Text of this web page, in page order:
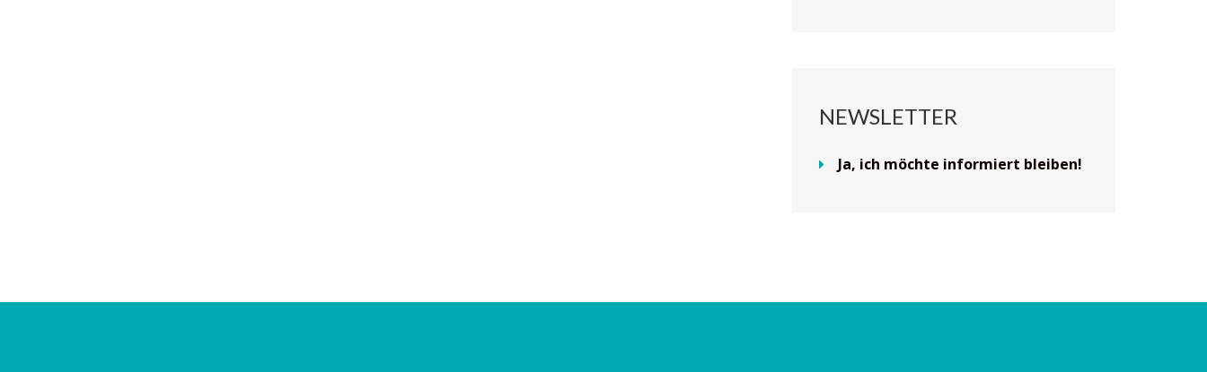
NEWSLETTER
Ja, ich möchte informiert bleiben!